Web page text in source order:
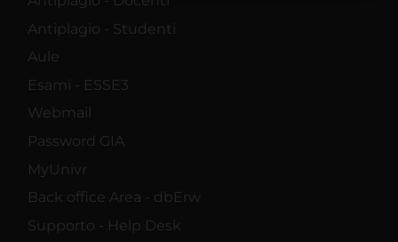
raccolto dal tuo utilizzo dei loro servizi.
Antiplagio - Studenti
Aule
Esami - ESSE3
Webmail
Password GIA
MyUnivr
Back office Area - dbErw
Supporto - Help Desk